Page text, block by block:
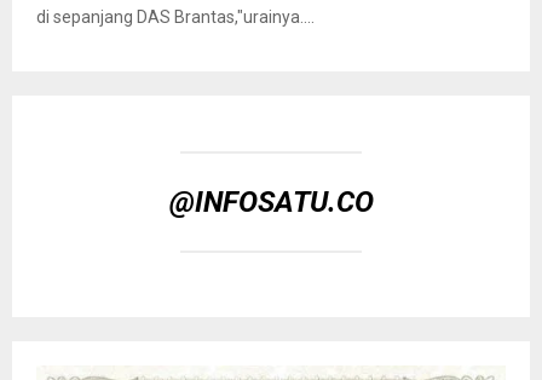
di sepanjang DAS Brantas,"urainya....
@INFOSATU.CO